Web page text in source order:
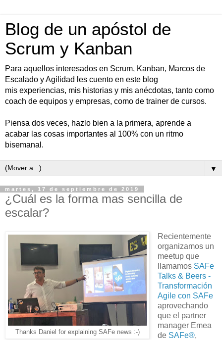
Blog de un apóstol de
Scrum y Kanban
Para aquellos interesados en Scrum, Kanban, Marcos de
Escalado y Agilidad les cuento en este blog
mis experiencias, mis historias y mis anécdotas, tanto como
coach de equipos y empresas, como de trainer de cursos.
Piensa dos veces, hazlo bien a la primera, aprende a
acabar las cosas importantes al 100% con un ritmo
bisemanal.
▼
martes, 17 de septiembre de 2019
¿Cuál es la forma mas sencilla de
escalar?
Thanks Daniel for explaining SAFe news :-)
Recientemente
organizamos un
meetup que
llamamos SAFe
Talks & Beers -
Transformación
Agile con SAFe
aprovechando
que el partner
manager Emea
de SAFe®,